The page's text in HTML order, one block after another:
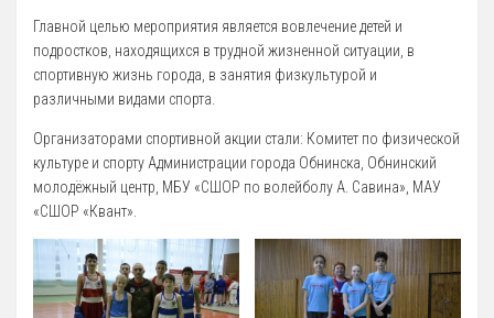
Главной целью мероприятия является вовлечение детей и
подростков, находящихся в трудной жизненной ситуации, в
спортивную жизнь города, в занятия физкультурой и
различными видами спорта.
Организаторами спортивной акции стали: Комитет по физической
культуре и спорту Администрации города Обнинска, Обнинский
молодёжный центр, МБУ «СШОР по волейболу А. Савина», МАУ
«СШОР «Квант».